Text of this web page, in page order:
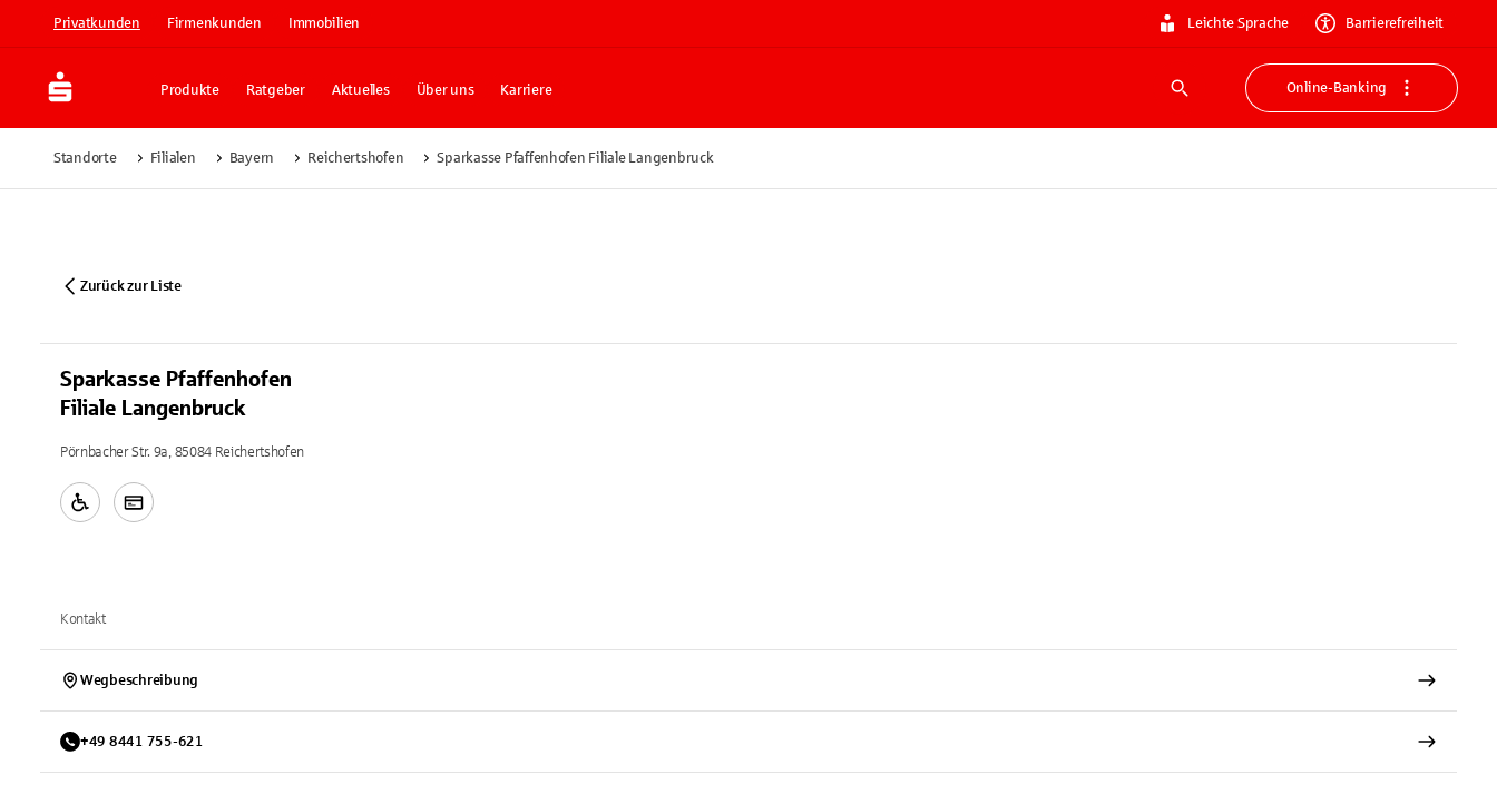
Privatkunden Firmenkunden Immobilien Leichte Sprache Barrierefreiheit
Produkte Ratgeber Aktuelles Über uns Karriere
Suche
Online-Banking
Standorte Filialen Bayern Reichertshofen Sparkasse Pfaffenhofen Filiale Langenbruck
Zurück zur Liste
Sparkasse Pfaffenhofen
Filiale Langenbruck
Pörnbacher Str. 9a, 85084 Reichertshofen
Kontakt
Wegbeschreibung
+49 8441 755-621